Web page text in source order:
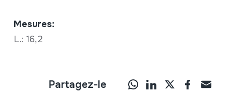
Mesures:
L.: 16,2
Partagez-le